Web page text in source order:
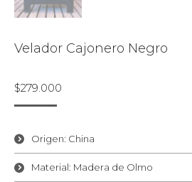
Velador Cajonero Negro
$279.000
Origen: China
Material: Madera de Olmo